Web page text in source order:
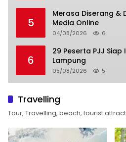
5
Merasa Diserang &
Media Online
04/08/2026 6
6
29 Peserta PJJ Siap Ikuti
Lampung
05/08/2026 5
Travelling
Tour, Travelling, beach, tourist